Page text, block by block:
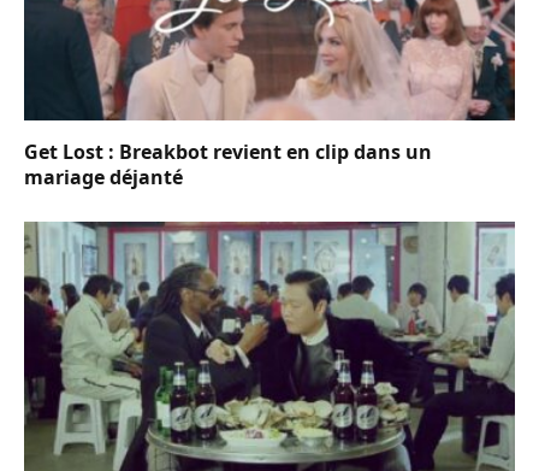
Get Lost : Breakbot revient en clip dans un
mariage déjanté